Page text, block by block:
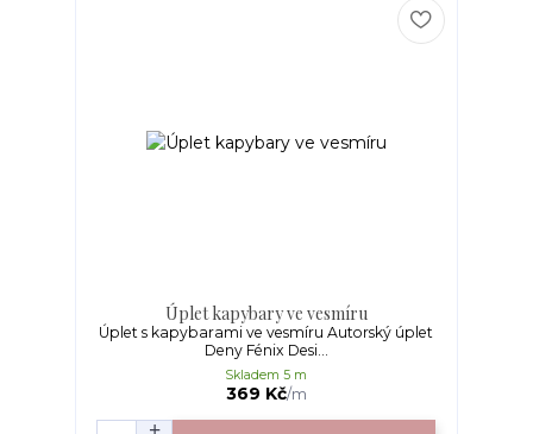
Úplet kapybary ve vesmíru
Úplet s kapybarami ve vesmíru Autorský úplet
Deny Fénix Desi...
369 Kč/m
Skladem 5 m